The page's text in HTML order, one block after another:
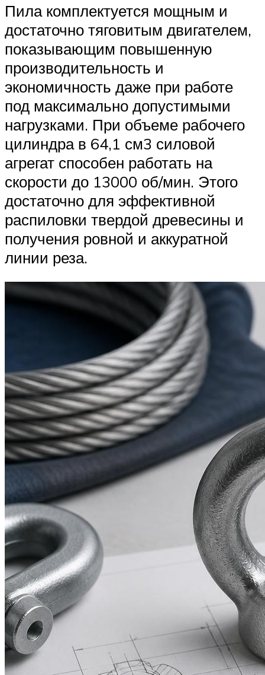
Пила комплектуется мощным и
достаточно тяговитым двигателем,
показывающим повышенную
производительность и
экономичность даже при работе
под максимально допустимыми
нагрузками. При объеме рабочего
цилиндра в 64,1 см3 силовой
агрегат способен работать на
скорости до 13000 об/мин. Этого
достаточно для эффективной
распиловки твердой древесины и
получения ровной и аккуратной
линии реза.